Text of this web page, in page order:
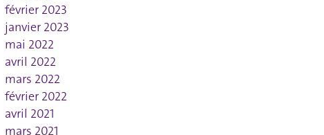
février 2023
janvier 2023
mai 2022
avril 2022
mars 2022
février 2022
avril 2021
mars 2021